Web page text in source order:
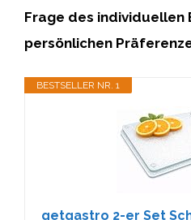
Frage des
persönlichen
BESTSELLER NR. 1
getgastro 2-er Set